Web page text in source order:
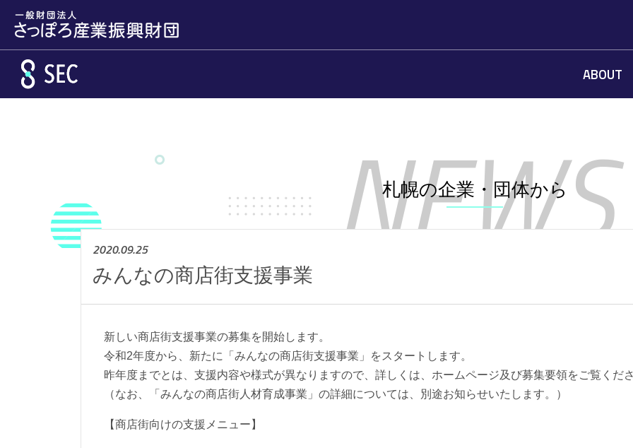
ABOUT
札幌の企業・団体から
2020.09.25
みんなの商店街支援事業
新しい商店街支援事業の募集を開始します。
令和2年度から、新たに「みんなの商店街支援事業」をスタートします。
昨年度までとは、支援内容や様式が異なりますので、詳しくは、ホームページ及び募集要領をご覧くだ
（なお、「みんなの商店街人材育成事業」の詳細については、別途お知らせいたします。）
【商店街向けの支援メニュー】